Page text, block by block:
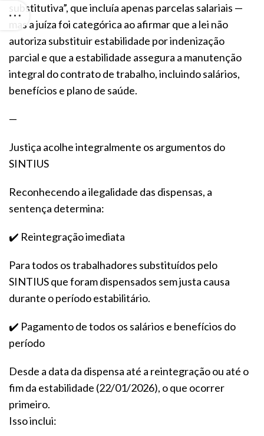
substitutiva”, que incluía apenas parcelas salariais —
mas a juíza foi categórica ao afirmar que a lei não
autoriza substituir estabilidade por indenização
parcial e que a estabilidade assegura a manutenção
integral do contrato de trabalho, incluindo salários,
benefícios e plano de saúde.
—
Justiça acolhe integralmente os argumentos do
SINTIUS
Reconhecendo a ilegalidade das dispensas, a
sentença determina:
✔️ Reintegração imediata
Para todos os trabalhadores substituídos pelo
SINTIUS que foram dispensados sem justa causa
durante o período estabilitário.
✔️ Pagamento de todos os salários e benefícios do
período
Desde a data da dispensa até a reintegração ou até o
fim da estabilidade (22/01/2026), o que ocorrer
primeiro.
Isso inclui: